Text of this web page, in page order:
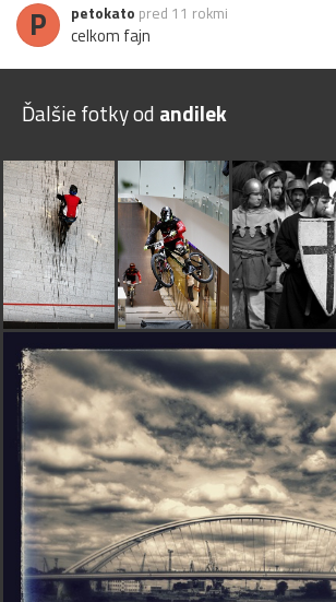
P petokato pred 11 rokmi
celkom fajn
Ďalšie fotky od andilek